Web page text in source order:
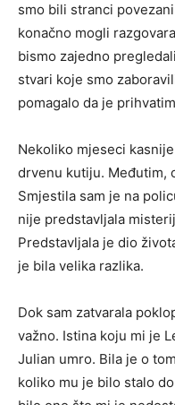
smo bili stranci
konačno mogli
bismo zajedno
stvari koje smo
pomagalo da je
Nekoliko mjeseci
drvenu kutiju. Međutim,
Smjestila sam je na
nije predstavljala
Predstavljala je dio
je bila velika razlika.
Dok sam zatvarala
važno. Istina koju mi je
Julian umro. Bila je o
koliko mu je bilo stalo